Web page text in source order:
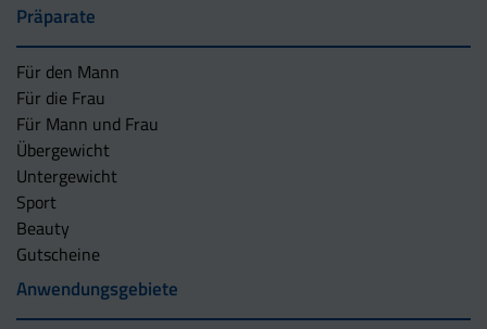
Präparate
Für den Mann
Für die Frau
Für Mann und Frau
Übergewicht
Untergewicht
Sport
Beauty
Gutscheine
Anwendungsgebiete